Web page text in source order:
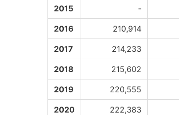
2015 -
2016 210,914
2017 214,233
2018 215,602
2019 220,555
2020 222,383